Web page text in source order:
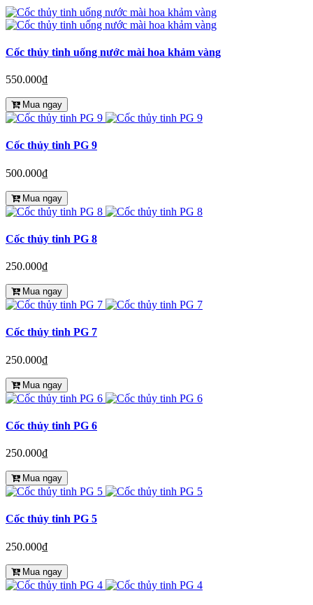
Cốc thủy tinh uống nước mài hoa khảm vàng
550.000₫
Mua ngay
Cốc thủy tinh PG 9
500.000₫
Mua ngay
Cốc thủy tinh PG 8
250.000₫
Mua ngay
Cốc thủy tinh PG 7
250.000₫
Mua ngay
Cốc thủy tinh PG 6
250.000₫
Mua ngay
Cốc thủy tinh PG 5
250.000₫
Mua ngay